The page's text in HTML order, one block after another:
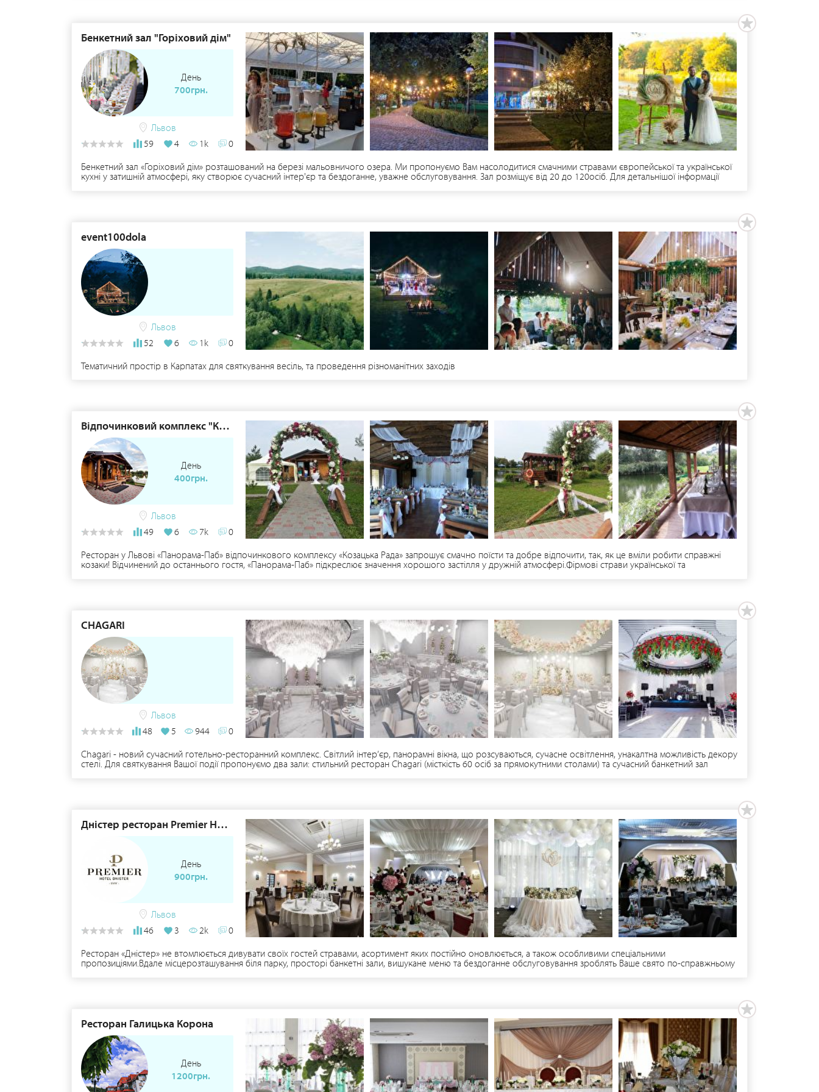
Бенкетний зал "Горіховий дім"
День
700грн.
Львов
59
4 1k
0
Бенкетний зал «Горіховий дім» розташований на березі мальовничого озера. Ми пропонуємо Вам насолодитися смачними стравами європейської та української
кухні у затишній атмосфері, яку створює сучасний інтер'єр та бездоганне, уважне обслуговування. Зал розміщує від 20 до 120осіб. Для детальнішої інформації
event100dola
Львов
52
6 1k
0
Тематичний простір в Карпатах для святкування весіль, та проведення різноманітних заходів
Відпочинковий комплекс "Козацька Рада"
День
400грн.
Львов
49
6 7k
0
Ресторан у Львові «Панорама-Паб» відпочинкового комплексу «Козацька Рада» запрошує смачно поїсти та добре відпочити, так, як це вміли робити справжні
козаки! Відчинений до останнього гостя, «Панорама-Паб» підкреслює значення хорошого застілля у дружній атмосфері.Фірмові страви української та
CHAGARI
Львов
48
5 944
0
Chagari - новий сучасний готельно-ресторанний комплекс. Світлий інтер’єр, панорамні вікна, що розсуваються, сучасне освітлення, унакалтна можливість декору
стелі. Для святкування Вашої події пропонуємо два зали: cтильний ресторан Chagari (місткість 60 осіб за прямокутними столами) та сучасний банкетний зал
та проведе екскурсію рестораном та територією. Дізнатись про наявність вільної дати та умови святкування можна за номером телефону: +380964393300
Дністер ресторан Premier Hotel Dnister
День
900грн.
Львов
46
3 2k
0
Ресторан «Дністер» не втомлюється дивувати своїх гостей стравами, асортимент яких постійно оновлюється, а також особливими спеціальними
пропозиціями.Вдале місцерозташування біля парку, просторі банкетні зали, вишукане меню та бездоганне обслуговування зроблять Ваше свято по-справжньому
Ресторан Галицька Корона
День
1200грн.